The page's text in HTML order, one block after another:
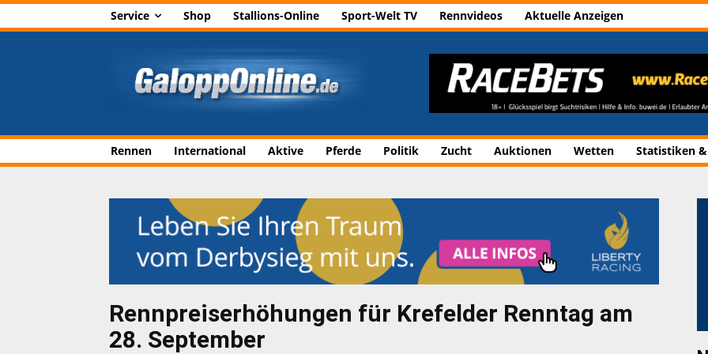
Service Shop Stallions-Online Sport-Welt TV Rennvideos Aktuelle Anzeigen
Rennen International Aktive Pferde Politik Zucht Auktionen Wetten Statistiken
Rennpreiserhöhungen für Krefelder Renntag am
28. September